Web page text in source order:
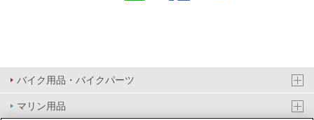
バイク用品・バイクパーツ
マリン用品